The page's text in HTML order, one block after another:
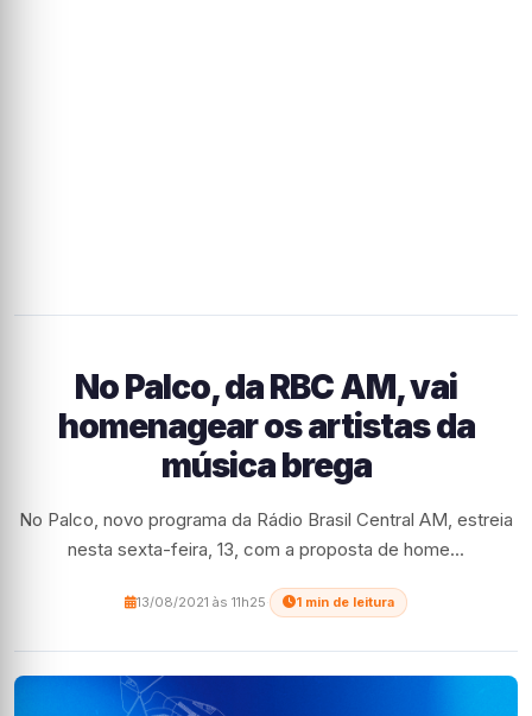
No Palco, da RBC AM, vai
homenagear os artistas da
música brega
No Palco, novo programa da Rádio Brasil Central AM, estreia
nesta sexta-feira, 13, com a proposta de home...
13/08/2021 às 11h25 1 min de leitura